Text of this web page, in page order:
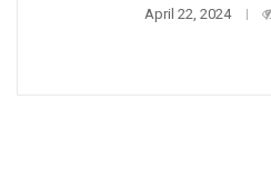
April 22, 2024